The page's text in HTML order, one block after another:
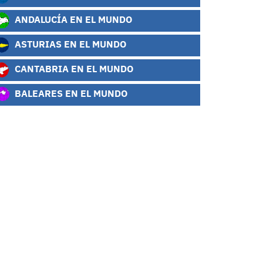
ANDALUCÍA EN EL MUNDO
ASTURIAS EN EL MUNDO
CANTABRIA EN EL MUNDO
BALEARES EN EL MUNDO